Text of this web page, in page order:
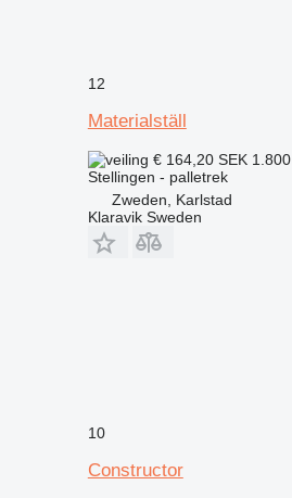
12
Materialställ
€ 164,20 SEK 1.800
Stellingen - palletrek
Zweden, Karlstad
Klaravik Sweden
10
Constructor